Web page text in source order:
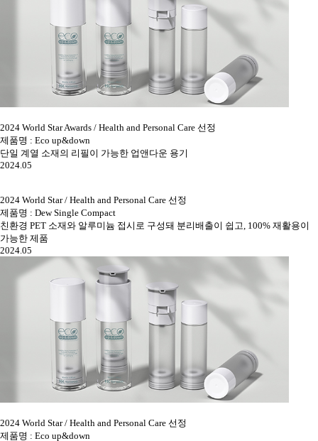
2024 World Star Awards / Health and Personal Care 선정
제품명 : Eco up&down
단일 계열 소재의 리필이 가능한 업앤다운 용기
2024.05
2024 World Star / Health and Personal Care 선정
제품명 : Dew Single Compact
친환경 PET 소재와 알루미늄 접시로 구성돼 분리배출이 쉽고, 100% 재활용이
가능한 제품
2024.05
2024 World Star / Health and Personal Care 선정
제품명 : Eco up&down